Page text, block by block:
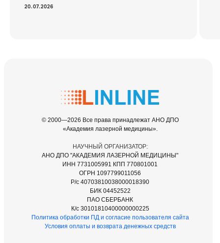
20.07.2026
© 2000—2026 Все права принадлежат АНО ДПО
«Академия лазерной медицины».
НАУЧНЫЙ ОРГАНИЗАТОР:
АНО ДПО "АКАДЕМИЯ ЛАЗЕРНОЙ МЕДИЦИНЫ"
ИНН 7731005991 КПП 770801001
ОГРН 1097799011056
Р/c 40703810038000018390
БИК 04452522
ПАО СБЕРБАНК
К/c 30101810400000000225
Политика обработки ПД и согласие пользователя сайта
Условия оплаты и возврата денежных средств